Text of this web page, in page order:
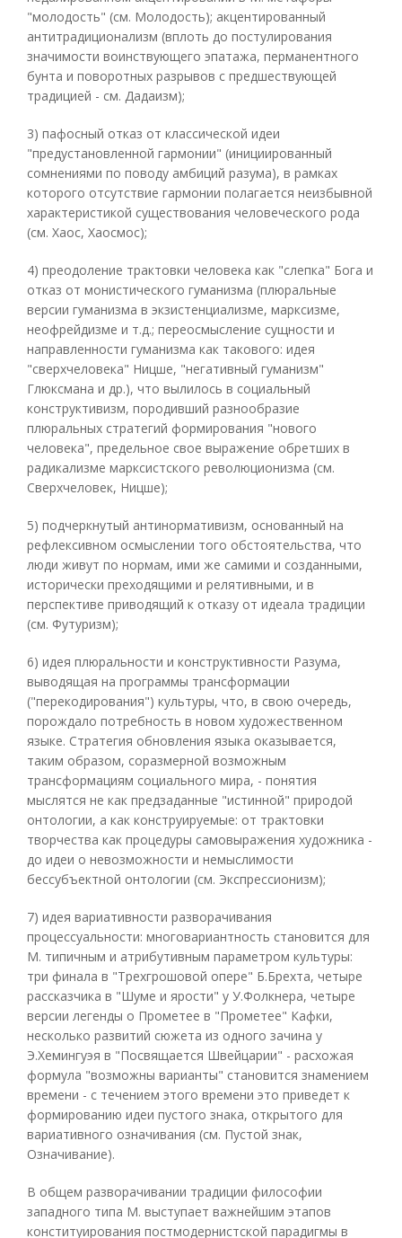
"молодость" (см. Молодость); акцентированный
антитрадиционализм (вплоть до постулирования
значимости воинствующего эпатажа, перманентного
бунта и поворотных разрывов с предшествующей
традицией - см. Дадаизм);
3) пафосный отказ от классической идеи
"предустановленной гармонии" (инициированный
сомнениями по поводу амбиций разума), в рамках
которого отсутствие гармонии полагается неизбывной
характеристикой существования человеческого рода
(см. Хаос, Хаосмос);
4) преодоление трактовки человека как "слепка" Бога и
отказ от монистического гуманизма (плюральные
версии гуманизма в экзистенциализме, марксизме,
неофрейдизме и т.д.; переосмысление сущности и
направленности гуманизма как такового: идея
"сверхчеловека" Ницше, "негативный гуманизм"
Глюксмана и др.), что вылилось в социальный
конструктивизм, породивший разнообразие
плюральных стратегий формирования "нового
человека", предельное свое выражение обретших в
радикализме марксистского революционизма (см.
Сверхчеловек, Ницше);
5) подчеркнутый антинормативизм, основанный на
рефлексивном осмыслении того обстоятельства, что
люди живут по нормам, ими же самими и созданными,
исторически преходящими и релятивными, и в
перспективе приводящий к отказу от идеала традиции
(см. Футуризм);
6) идея плюральности и конструктивности Разума,
выводящая на программы трансформации
("перекодирования") культуры, что, в свою очередь,
порождало потребность в новом художественном
языке. Стратегия обновления языка оказывается,
таким образом, соразмерной возможным
трансформациям социального мира, - понятия
мыслятся не как предзаданные "истинной" природой
онтологии, а как конструируемые: от трактовки
творчества как процедуры самовыражения художника -
до идеи о невозможности и немыслимости
бессубъектной онтологии (см. Экспрессионизм);
7) идея вариативности разворачивания
процессуальности: многовариантность становится для
М. типичным и атрибутивным параметром культуры:
три финала в "Трехгрошовой опере" Б.Брехта, четыре
рассказчика в "Шуме и ярости" у У.Фолкнера, четыре
версии легенды о Прометее в "Прометее" Кафки,
несколько развитий сюжета из одного зачина у
Э.Хемингуэя в "Посвящается Швейцарии" - расхожая
формула "возможны варианты" становится знамением
времени - с течением этого времени это приведет к
формированию идеи пустого знака, открытого для
вариативного означивания (см. Пустой знак,
Означивание).
В общем разворачивании традиции философии
западного типа М. выступает важнейшим этапов
конституирования постмодернистской парадигмы в